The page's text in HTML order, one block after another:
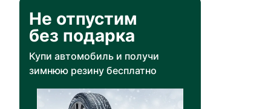
Не отпустим
без подарка
Купи автомобиль и получи
зимнюю резину бесплатно